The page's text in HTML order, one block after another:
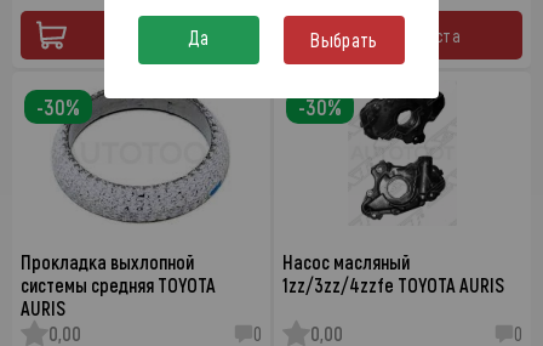
10 августа 10 августа
Прокладка выхлопной
системы средняя TOYOTA
AURIS
0,00
0
-30%
Насос масляный
1zz/3zz/4zzfe TOYOTA AURIS
0,00 0
-30%
Да Выбрать